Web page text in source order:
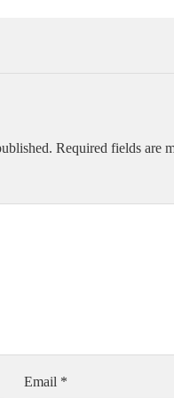
Required fields are
Email *